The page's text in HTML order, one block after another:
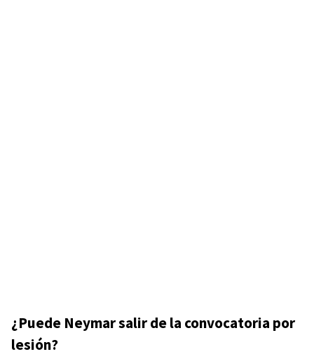
¿Puede Neymar salir de la convocatoria por
lesión?